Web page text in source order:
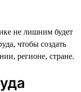
не лишним будет
чтобы создать
регионе, стране.